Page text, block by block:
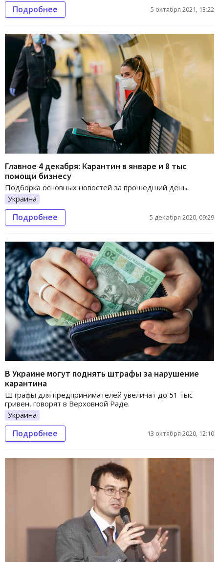
Подробнее 5 октября 2021, 13:22
Главное 4 декабря: Карантин в январе и 8 тыс
помощи бизнесу
Подборка основных новостей за прошедший день.
Украина
Подробнее 5 декабря 2020, 09:29
В Украине могут поднять штрафы за нарушение
карантина
Штрафы для предпринимателей увеличат до 51 тыс
гривен, говорят в Верховной Раде.
Украина
Подробнее 13 октября 2020, 12:10